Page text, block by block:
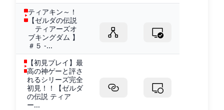
ティアキン～！
【ゼルダの伝説
ティアーズオ
ブキングダム 】
＃５ -...
【初見プレイ】最
高の神ゲーと評さ
れるシリーズ完全
初見！！【ゼルダ
の伝説 ティア
ー...